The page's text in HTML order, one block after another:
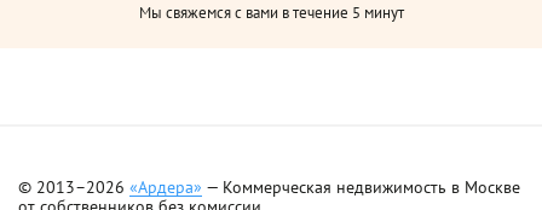
Мы свяжемся с вами в течение 5 минут
© 2013–2026 «Ардера» — Коммерческая недвижимость в Москве